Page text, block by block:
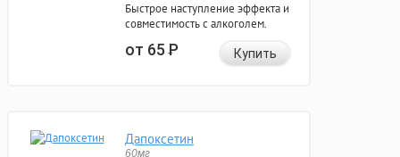
Быстрое наступление эффекта и
совместимость с алкоголем.
от 65Р Купить
Дапоксетин
60мг